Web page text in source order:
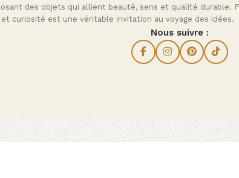
des objets qui allient beauté, sens et qualité durable.
curiosité est une véritable invitation au voyage des idées.
Nous suivre :